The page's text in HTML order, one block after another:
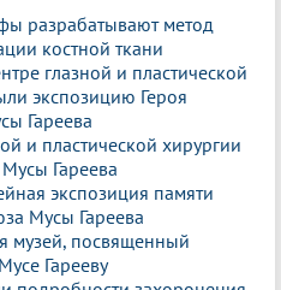
разрабатывают метод
костной ткани
глазной и пластической
экспозицию Героя
Гареева
и пластической хирургии
Гареева
экспозиция памяти
Мусы Гареева
музей, посвященный
Гарееву